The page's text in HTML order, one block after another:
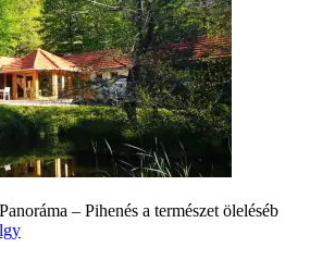
– Pihenés a természet öleléséb